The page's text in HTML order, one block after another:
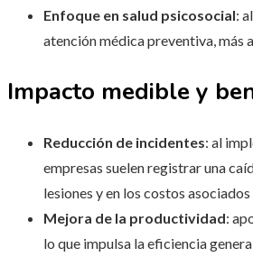
Enfoque en salud psicosocial:
atención médica preventiva, más
Impacto medible y
Reducción de incidentes: al
empresas suelen registrar una
lesiones y en los costos asociados
Mejora de la productividad:
lo que impulsa la eficiencia